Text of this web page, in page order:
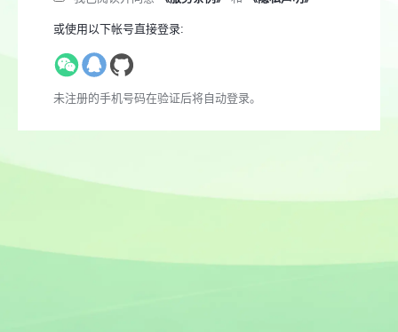
或使用以下帐号直接登录:
未注册的手机号码在验证后将自动登录。